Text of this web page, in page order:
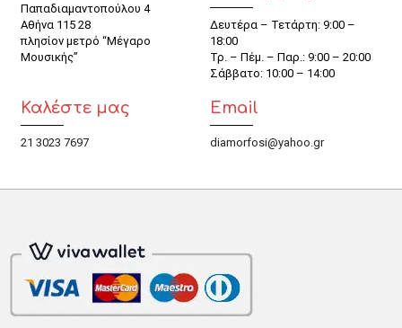
Παπαδιαμαντοπούλου 4
Αθήνα 115 28
πλησίον μετρό “Μέγαρο
Μουσικής”
Δευτέρα – Τετάρτη: 9:00 –
18:00
Τρ. – Πέμ. – Παρ.: 9:00 – 20:00
Σάββατο: 10:00 – 14:00
Καλέστε μας
21 3023 7697
Email
diamorfosi@yahoo.gr